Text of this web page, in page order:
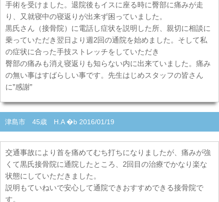
手術を受けました。退院後もイスに座る時に臀部に痛みが走
り、又就寝中の寝返りが出来ず困っていました。
黒氏さん（接骨院）に電話し症状を説明した所、親切に相談に
乗っていただき翌日より週2回の通院を始めました。そして私
の症状に合った手技ストレッチをしていただき
臀部の痛みも消え寝返りも知らない内に出来ていました。痛み
の無い事はすばらしい事です。先生はじめスタッフの皆さん
に”感謝”
津島市 45歳 H.A �b 2016/01/19
交通事故により首を痛めてむち打ちになりましたが、痛みが強
くて黒氏接骨院に通院したところ、2回目の治療でかなり楽な
状態にしていただきました。
説明もていねいで安心して通院できおすすめできる接骨院で
す。